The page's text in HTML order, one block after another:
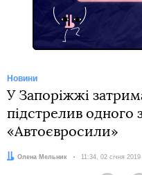
Новини
У Запоріжжі
підстрелив одного
«Автоєвросили»
Автор:
Олена Мельник Дата:
11:34, 02 січня 2019